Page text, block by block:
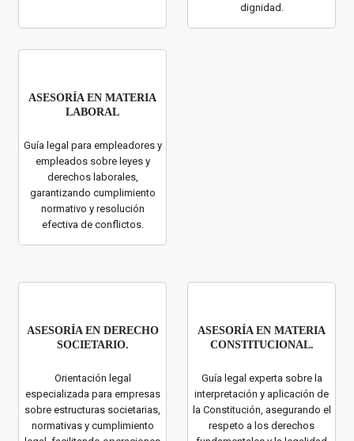
dignidad.
ASESORÍA EN MATERIA
LABORAL
Guía legal para empleadores y
empleados sobre leyes y
derechos laborales,
garantizando cumplimiento
normativo y resolución
efectiva de conflictos.
ASESORÍA EN DERECHO
SOCIETARIO.
Orientación legal
especializada para empresas
sobre estructuras societarias,
normativas y cumplimiento
ASESORÍA EN MATERIA
CONSTITUCIONAL.
Guía legal experta sobre la
interpretación y aplicación de
la Constitución, asegurando el
respeto a los derechos